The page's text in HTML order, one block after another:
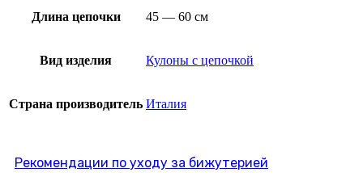
Длина цепочки 45 — 60 см
Вид изделия Кулоны с цепочкой
Страна производитель Италия
Рекомендации по уходу за бижутерией